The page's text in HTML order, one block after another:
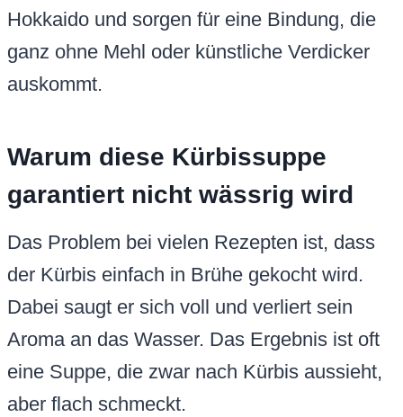
Hokkaido und sorgen für eine Bindung, die
ganz ohne Mehl oder künstliche Verdicker
auskommt.
Warum diese Kürbissuppe
garantiert nicht wässrig wird
Das Problem bei vielen Rezepten ist, dass
der Kürbis einfach in Brühe gekocht wird.
Dabei saugt er sich voll und verliert sein
Aroma an das Wasser. Das Ergebnis ist oft
eine Suppe, die zwar nach Kürbis aussieht,
aber flach schmeckt.